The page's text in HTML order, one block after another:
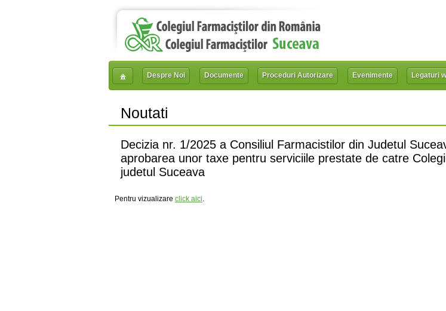
Despre Noi Documente Proceduri Autorizare Evenimente Legaturi
Noutati
Decizia nr. 1/2025 a Consiliul Farmacistilor din Judetul
aprobarea unor taxe pentru serviciile prestate de catre
judetul Suceava
Pentru vizualizare click aici.